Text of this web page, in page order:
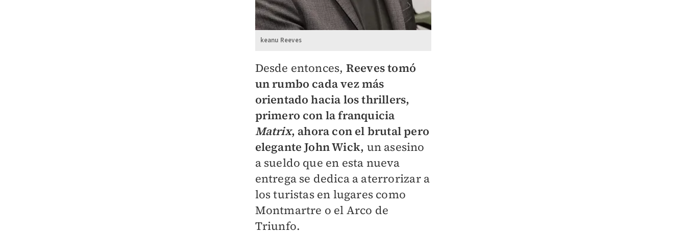
keanu Reeves
Desde entonces, Reeves tomó
un rumbo cada vez más
orientado hacia los thrillers,
primero con la franquicia
Matrix, ahora con el brutal pero
elegante John Wick, un asesino
a sueldo que en esta nueva
entrega se dedica a aterrorizar a
los turistas en lugares como
Montmartre o el Arco de
Triunfo.